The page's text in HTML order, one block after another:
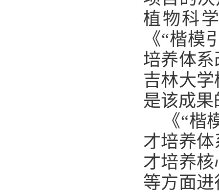
植物科
《“楷模
培养体
吉林大
是该成
《“
才培养
才培养
等方面